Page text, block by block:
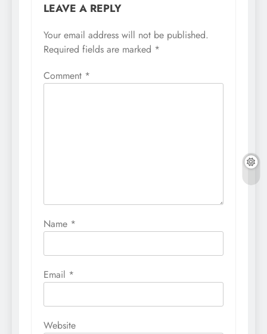
LEAVE A REPLY
Your email address will not be published.
Required fields are marked *
Comment *
Name *
Email *
Website